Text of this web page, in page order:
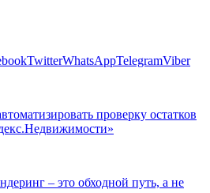
TwitterWhatsAppTelegramViber
проверку остатков
– это обходной путь, а не